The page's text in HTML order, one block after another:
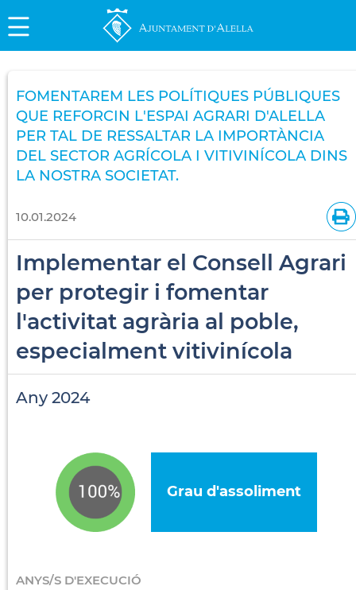
FOMENTAREM LES POLÍTIQUES PÚBLIQUES
QUE REFORCIN L'ESPAI AGRARI D'ALELLA
PER TAL DE RESSALTAR LA IMPORTÀNCIA
DEL SECTOR AGRÍCOLA I VITIVINÍCOLA DINS
LA NOSTRA SOCIETAT.
10.01.2024
Implementar el Consell Agrari
per protegir i fomentar
l'activitat agrària al poble,
especialment vitivinícola
Any 2024
Grau d'assoliment
ANYS/S D'EXECUCIÓ